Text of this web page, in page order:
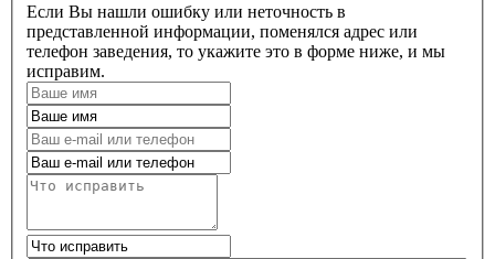
Если Вы нашли ошибку или неточность в
представленной информации, поменялся адрес или
телефон заведения, то укажите это в форме ниже, и мы
исправим.